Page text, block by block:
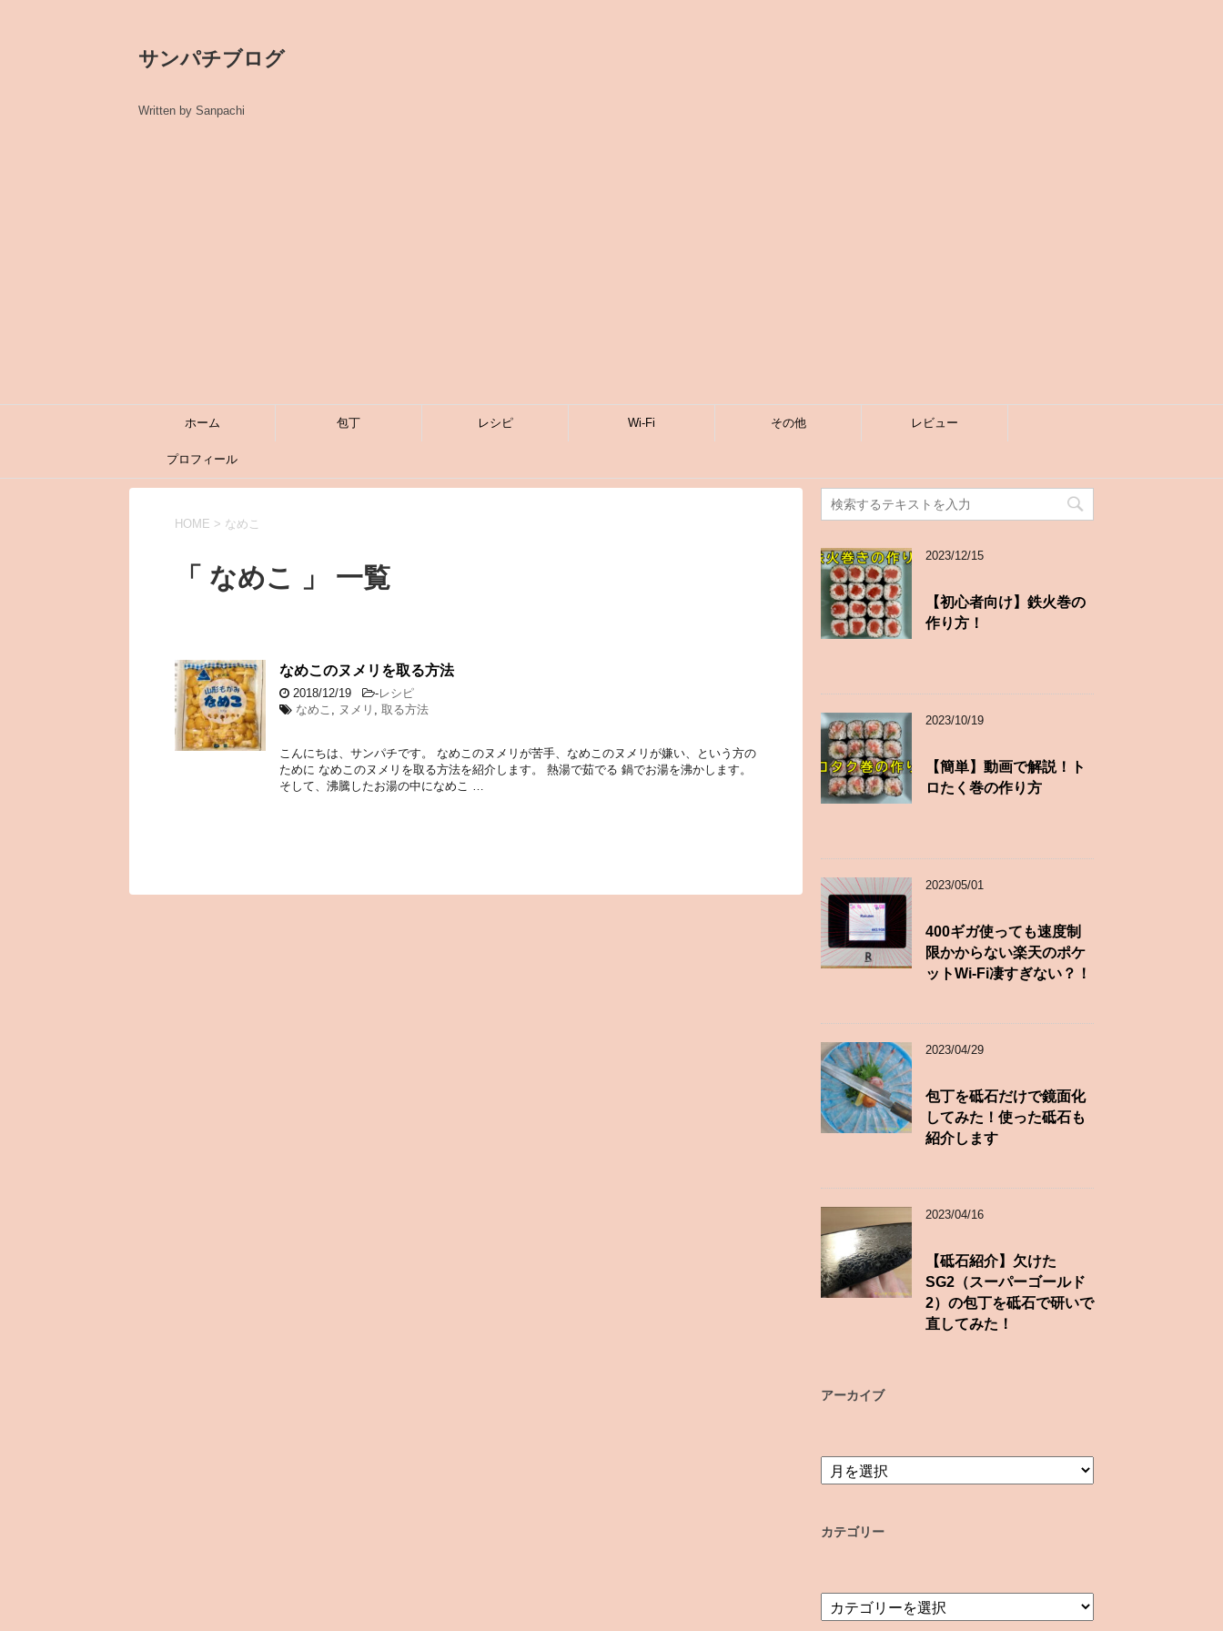
サンパチブログ
Written by Sanpachi
ホーム 包丁 レシピ Wi-Fi その他 レビュー
プロフィール
HOME > なめこ
「 なめこ 」 一覧
なめこのヌメリを取る方法
2018/12/19 -レシピ
なめこ , ヌメリ , 取る方法
こんにちは、サンパチです。 なめこのヌメリが苦手、なめこのヌメリが嫌い、という方の
ために なめこのヌメリを取る方法を紹介します。 熱湯で茹でる 鍋でお湯を沸かします。
そして、沸騰したお湯の中になめこ …
2023/12/15
【初心者向け】鉄火巻の
作り方！
2023/10/19
【簡単】動画で解説！ト
ロたく巻の作り方
2023/05/01
400ギガ使っても速度制
限かからない楽天のポケ
ットWi-Fi凄すぎない？！
2023/04/29
包丁を砥石だけで鏡面化
してみた！使った砥石も
紹介します
2023/04/16
【砥石紹介】欠けた
SG2（スーパーゴールド
2）の包丁を砥石で研いで
直してみた！
アーカイブ
ア
ー
ブ
カテゴリー
テ